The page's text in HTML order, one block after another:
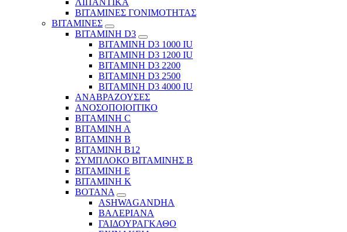
ΒΙΤΑΜΙΝΕΣ ΓΟΝΙΜΟΤΗΤΑΣ
ΒΙΤΑΜΙΝΕΣ
ΒΙΤΑΜΙΝΗ D3
ΒΙΤΑΜΙΝΗ D3 1000 IU
ΒΙΤΑΜΙΝΗ D3 1200 IU
ΒΙΤΑΜΙΝΗ D3 2200
ΒΙΤΑΜΙΝΗ D3 2500
BITAMINH D3 4000 IU
ΑΝΑΒΡΑΖΟΥΣΕΣ
ΑΝΟΣΟΠΟΙΟΙΤΙΚΟ
ΒΙΤΑΜΙΝΗ C
ΒΙΤΑΜΙΝΗ Α
ΒΙΤΑΜΙΝΗ Β
ΒΙΤΑΜΙΝΗ Β12
ΣΥΜΠΛΟΚΟ ΒΙΤΑΜΙΝΗΣ Β
ΒΙΤΑΜΙΝΗ Ε
ΒΙΤΑΜΙΝΗ Κ
ΒΟΤΑΝΑ
ASHWAGANDHA
ΒΑΛΕΡΙΑΝΑ
ΓΑΙΔΟΥΡΑΓΚΑΘΟ